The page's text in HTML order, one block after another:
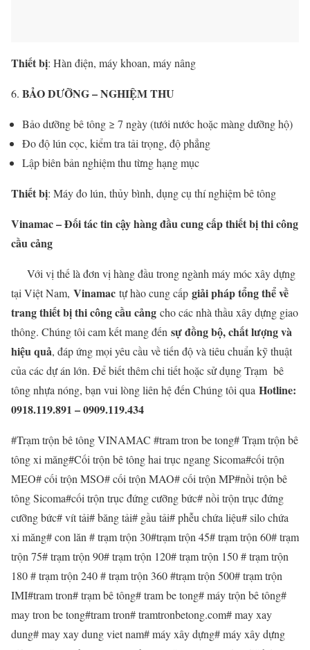
Thiết bị: Hàn điện, máy khoan, máy nâng
BẢO DƯỠNG – NGHIỆM THU
Bảo dưỡng bê tông ≥ 7 ngày (tưới nước hoặc màng dưỡng hộ)
Đo độ lún cọc, kiểm tra tải trọng, độ phẳng
Lập biên bản nghiệm thu từng hạng mục
Thiết bị: Máy đo lún, thủy bình, dụng cụ thí nghiệm bê tông
Vinamac – Đối tác tin cậy hàng đầu cung cấp thiết bị thi công
cầu cảng
Với vị thế là đơn vị hàng đầu trong ngành máy móc xây dựng
tại Việt Nam, Vinamac tự hào cung cấp giải pháp tổng thể về
trang thiết bị thi công cầu cảng cho các nhà thầu xây dựng giao
thông. Chúng tôi cam kết mang đến sự đồng bộ, chất lượng và
hiệu quả, đáp ứng mọi yêu cầu về tiến độ và tiêu chuẩn kỹ thuật
của các dự án lớn. Để biết thêm chi tiết hoặc sử dụng Trạm bê
tông nhựa nóng, bạn vui lòng liên hệ đến Chúng tôi qua Hotline:
0918.119.891 – 0909.119.434
#Trạm trộn bê tông VINAMAC #tram tron be tong# Trạm trộn bê
tông xi măng#Cối trộn bê tông hai trục ngang Sicoma#cối trộn
MEO# cối trộn MSO# cối trộn MAO# cối trộn MP#nồi trộn bê
tông Sicoma#cối trộn trục đứng cưỡng bức# nồi trộn trục đứng
cưỡng bức# vít tải# băng tải# gầu tải# phễu chứa liệu# silo chứa
xi măng# con lăn # trạm trộn 30#trạm trộn 45# trạm trộn 60# trạm
trộn 75# trạm trộn 90# trạm trộn 120# trạm trộn 150 # trạm trộn
180 # trạm trộn 240 # trạm trộn 360 #trạm trộn 500# trạm trộn
IMI#tram tron# trạm bê tông# tram be tong# máy trộn bê tông#
may tron be tong#tram tron# tramtronbetong.com# may xay
dung# may xay dung viet nam# máy xây dựng# máy xây dựng